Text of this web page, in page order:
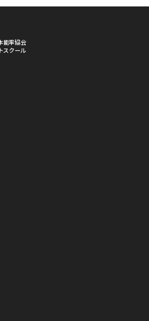
、参加料を修正のうえ、請求書を発
て】
～翌年3月)1回のみの変更となりま
して、日程変更手数料を申し受けま
料・日程変更手数料]一覧表をご確
前にメールにてご連絡いたします。
他の個人的損害について、
能率協会
スクール